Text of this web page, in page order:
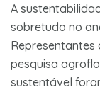
A
sobretudo no
Representantes
pesquisa
sustentável